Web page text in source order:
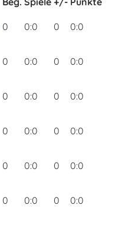
0 0:0 0 0:0
0 0:0 0 0:0
0 0:0 0 0:0
0 0:0 0 0:0
0 0:0 0 0:0
0 0:0 0 0:0